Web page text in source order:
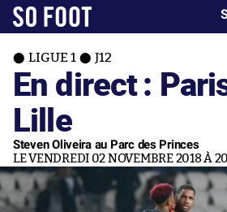
LIGUE 1 J12
En direct :
Lille
Steven Oliveira au Parc des Princes
LE VENDREDI 02 NOVEMBRE 2018 À